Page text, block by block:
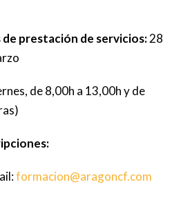
prestación de servicios:28
de 8,00h a 13,00h y de
formacion@aragoncf.com